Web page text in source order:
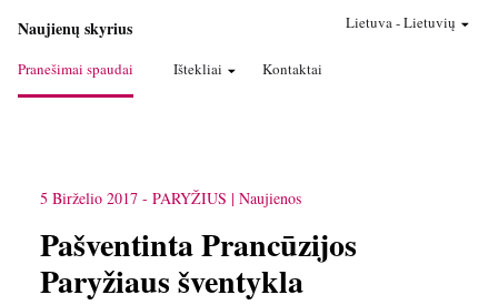
Naujienų skyrius
Pranešimai spaudai Ištekliai Kontaktai
Lietuva-Lietuvių
5 Birželio 2017 - PARYŽIUS Naujienos
​Pašventinta Prancūzijos
Paryžiaus šventykla